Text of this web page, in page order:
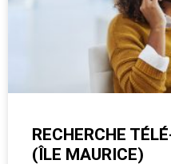
RECHERCHE
(ÎLE MAURICE)